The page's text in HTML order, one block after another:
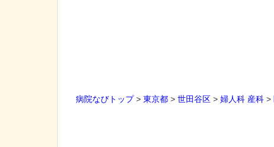
病院なびトップ> 東京都 > 世田谷区 > 婦人科 産科 >